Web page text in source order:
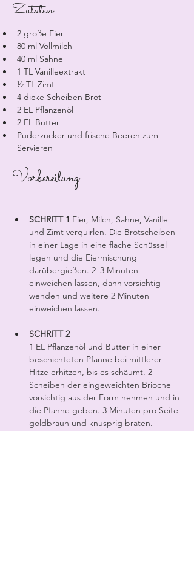
Zutaten
2 große Eier
80 ml Vollmilch
40 ml Sahne
1 TL Vanilleextrakt
½ TL Zimt
4 dicke Scheiben Brot
2 EL Pflanzenöl
2 EL Butter
Puderzucker und frische Beeren zum
Servieren
Vorbereitung
SCHRITT 1 Eier, Milch, Sahne, Vanille
und Zimt verquirlen. Die Brotscheiben
in einer Lage in eine flache Schüssel
legen und die Eiermischung
darübergießen. 2–3 Minuten
einweichen lassen, dann vorsichtig
wenden und weitere 2 Minuten
einweichen lassen.
SCHRITT 2
1 EL Pflanzenöl und Butter in einer
beschichteten Pfanne bei mittlerer
Hitze erhitzen, bis es schäumt. 2
Scheiben der eingeweichten Brioche
vorsichtig aus der Form nehmen und in
die Pfanne geben. 3 Minuten pro Seite
goldbraun und knusprig braten.